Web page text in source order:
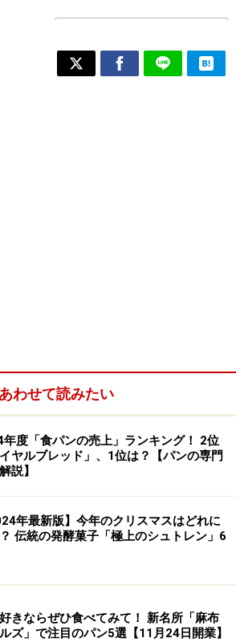
あわせて読みたい
年度「食パンの売上」ランキング！ 2位
イヤルブレッド」、1位は？【パンの専門
説】
年最新版】今年のクリスマスはどれに
伝統の発酵菓子「極上のシュトレン」6
きならぜひ食べてみて！ 新名所「麻布
ズ」で注目のパン5選【11月24日開業】